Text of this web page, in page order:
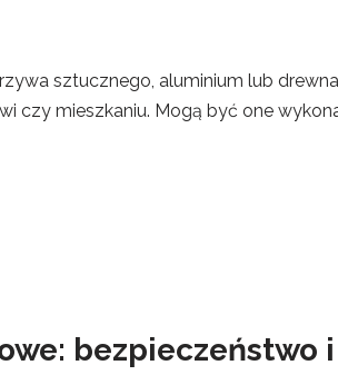
sztucznego, aluminium lub
czy mieszkaniu. Mogą być one
bezpieczeństwo